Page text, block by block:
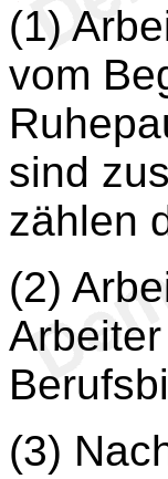
(1)
vom
sind
zählen
(2)
(3)